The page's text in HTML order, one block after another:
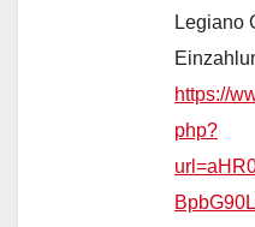
Legiano
https://
php?